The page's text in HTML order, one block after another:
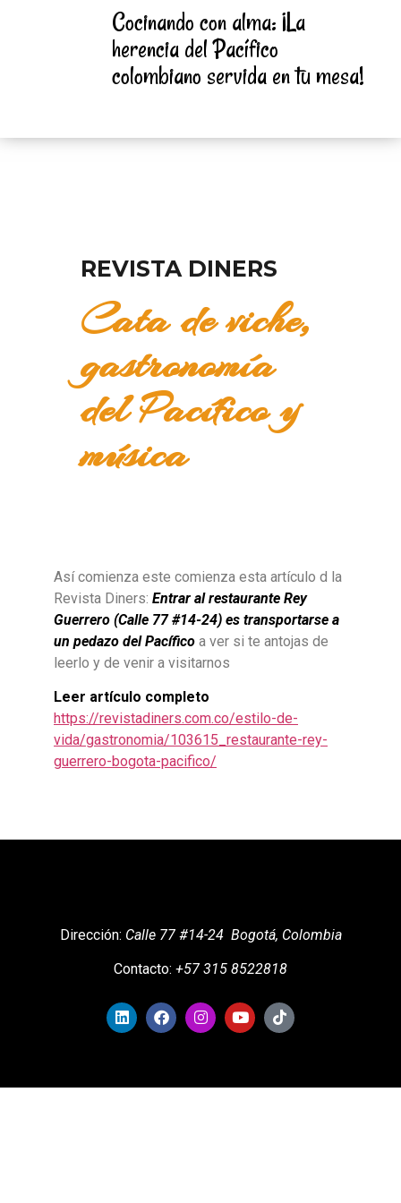
Cocinando con alma: ¡La
herencia del Pacífico
colombiano servida en tu mesa!
REVISTA DINERS
Cata de viche,
gastronomía
del Pacífico y
música
Así comienza este comienza esta artículo d la
Revista Diners: Entrar al restaurante Rey
Guerrero (Calle 77 #14-24) es transportarse a
un pedazo del Pacífico a ver si te antojas de
leerlo y de venir a visitarnos
Leer artículo completo
https://revistadiners.com.co/estilo-de-
vida/gastronomia/103615_restaurante-rey-
guerrero-bogota-pacifico/
Dirección: Calle 77 #14-24 Bogotá, Colombia
Contacto: +57 315 ​​8522818